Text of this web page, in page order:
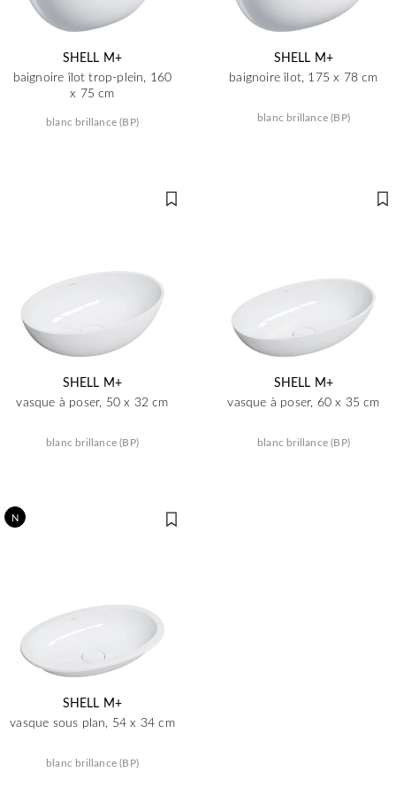
SHELL M+
baignoire îlot trop-plein, 160
x 75 cm
blanc brillance (BP)
SHELL M+
baignoire îlot, 175 x 78 cm
blanc brillance (BP)
SHELL M+
vasque à poser, 50 x 32 cm
blanc brillance (BP)
SHELL M+
vasque à poser, 60 x 35 cm
blanc brillance (BP)
N
SHELL M+
vasque sous plan, 54 x 34 cm
blanc brillance (BP)